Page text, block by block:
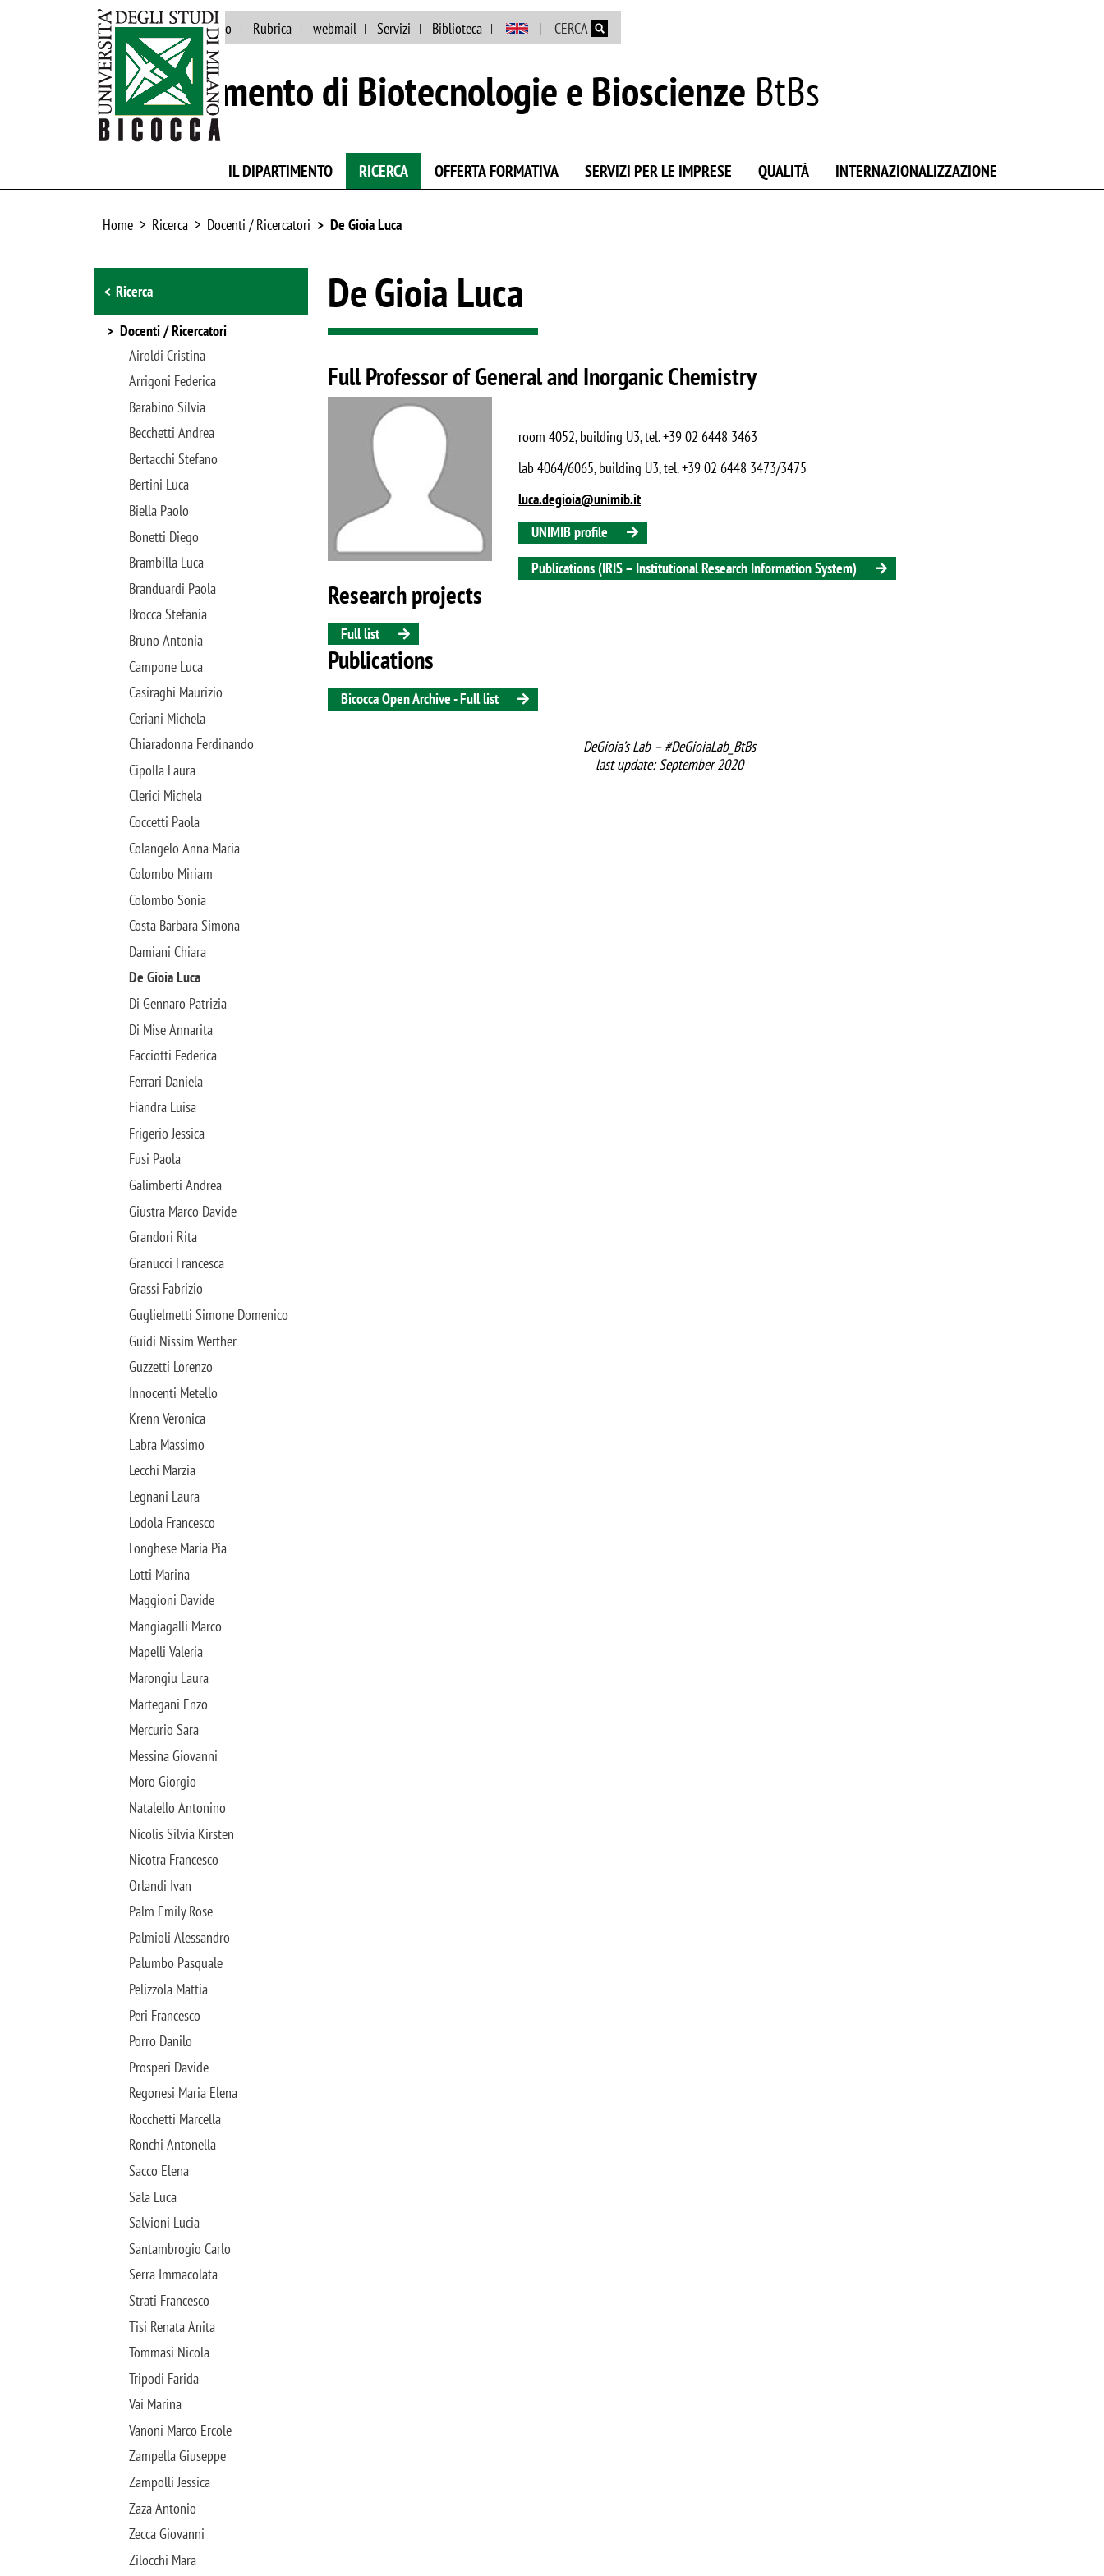
Salta al contenuto principale
Eventi e news Ateneo Rubrica webmail Servizi Biblioteca CERCA
Dipartimento di Biotecnologie e Bioscienze BtBs
IL DIPARTIMENTO RICERCA OFFERTA FORMATIVA SERVIZI PER LE IMPRESE QUALITÀ INTERNAZIONALIZZAZIONE
Home Ricerca Docenti / Ricercatori De Gioia Luca
Browse the section
Ricerca
Docenti / Ricercatori
Airoldi Cristina
Arrigoni Federica
Barabino Silvia
Becchetti Andrea
Bertacchi Stefano
Bertini Luca
Biella Paolo
Bonetti Diego
Brambilla Luca
Branduardi Paola
Brocca Stefania
Bruno Antonia
Campone Luca
Casiraghi Maurizio
Ceriani Michela
Chiaradonna Ferdinando
Cipolla Laura
Clerici Michela
Coccetti Paola
Colangelo Anna Maria
Colombo Miriam
Colombo Sonia
Costa Barbara Simona
Damiani Chiara
De Gioia Luca
Di Gennaro Patrizia
Di Mise Annarita
Facciotti Federica
Ferrari Daniela
Fiandra Luisa
Frigerio Jessica
Fusi Paola
Galimberti Andrea
Giustra Marco Davide
Grandori Rita
Granucci Francesca
Grassi Fabrizio
Guglielmetti Simone Domenico
Guidi Nissim Werther
Guzzetti Lorenzo
Innocenti Metello
Krenn Veronica
Labra Massimo
Lecchi Marzia
Legnani Laura
Lodola Francesco
Longhese Maria Pia
Lotti Marina
Maggioni Davide
Mangiagalli Marco
Mapelli Valeria
Marongiu Laura
Martegani Enzo
Mercurio Sara
Messina Giovanni
Moro Giorgio
Natalello Antonino
Nicolis Silvia Kirsten
Nicotra Francesco
Orlandi Ivan
Palm Emily Rose
Palmioli Alessandro
Palumbo Pasquale
Pelizzola Mattia
Peri Francesco
Porro Danilo
Prosperi Davide
Regonesi Maria Elena
Rocchetti Marcella
Ronchi Antonella
Sacco Elena
Sala Luca
Salvioni Lucia
Santambrogio Carlo
Serra Immacolata
Strati Francesco
Tisi Renata Anita
Tommasi Nicola
Tripodi Farida
Vai Marina
Vanoni Marco Ercole
Zampella Giuseppe
Zampolli Jessica
Zaza Antonio
Zecca Giovanni
Zilocchi Mara
De Gioia Luca
Full Professor of General and Inorganic Chemistry
room 4052, building U3, tel. +39 02 6448 3463
lab 4064/6065, building U3, tel. +39 02 6448 3473/3475
luca.degioia@unimib.it
UNIMIB profile
Publications (IRIS – Institutional Research Information System)
Research projects
Full list
Publications
Bicocca Open Archive - Full list
DeGioia’s Lab – #DeGioiaLab_BtBs
last update: September 2020